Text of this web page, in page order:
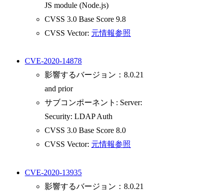
JS module (Node.js)
CVSS 3.0 Base Score 9.8
CVSS Vector: 元情報参照
CVE-2020-14878
影響するバージョン：8.0.21
and prior
サブコンポーネント: Server:
Security: LDAP Auth
CVSS 3.0 Base Score 8.0
CVSS Vector: 元情報参照
CVE-2020-13935
影響するバージョン：8.0.21